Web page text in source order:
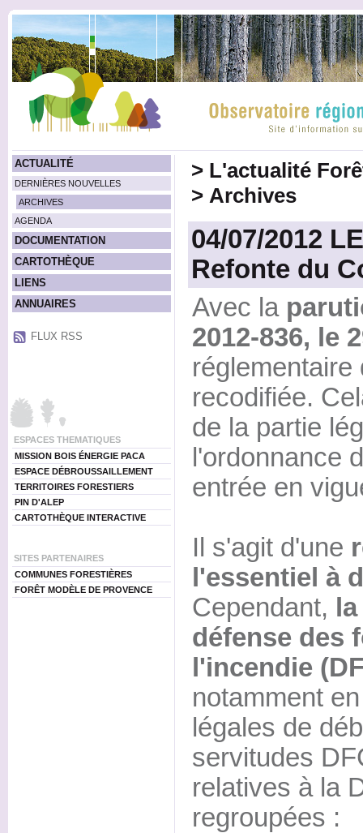
ACTUALITÉ
DERNIÈRES NOUVELLES
ARCHIVES
AGENDA
DOCUMENTATION
CARTOTHÈQUE
LIENS
ANNUAIRES
FLUX RSS
ESPACES THEMATIQUES
MISSION BOIS ÉNERGIE PACA
ESPACE DÉBROUSSAILLEMENT
TERRITOIRES FORESTIERS
PIN D'ALEP
CARTOTHÈQUE INTERACTIVE
SITES PARTENAIRES
COMMUNES FORESTIÈRES
FORÊT MODÈLE DE PROVENCE
> L'actualité
> Archives
04/07/2012
Refonte du
Avec la
2012-836, le
recodifiée.
de la partie
l'ordonnance
entrée en
Il s'agit d'une
l'essentiel à
Cependant,
défense des
l'incendie
notamment
légales de
servitudes
relatives à la
regroupées :